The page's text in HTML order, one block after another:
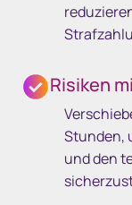
Risiken
Stunden,
und den